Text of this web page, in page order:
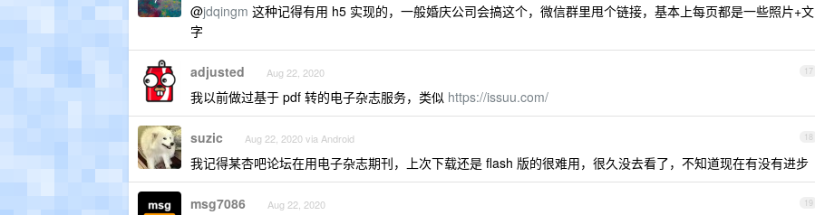
@jdqingm 这种记得有用 h5 实现的，一般婚庆公司会搞这个，微信群里甩个链接，基本上每页都是一些照片+文
字
17
adjusted Aug 22, 2020
我以前做过基于 pdf 转的电子杂志服务，类似 https://issuu.com/
18
suzic Aug 22, 2020 via Android
我记得某杏吧论坛在用电子杂志期刊，上次下载还是 flash 版的很难用，很久没去看了，不知道现在有没有进步
19
msg7086 Aug 22, 2020